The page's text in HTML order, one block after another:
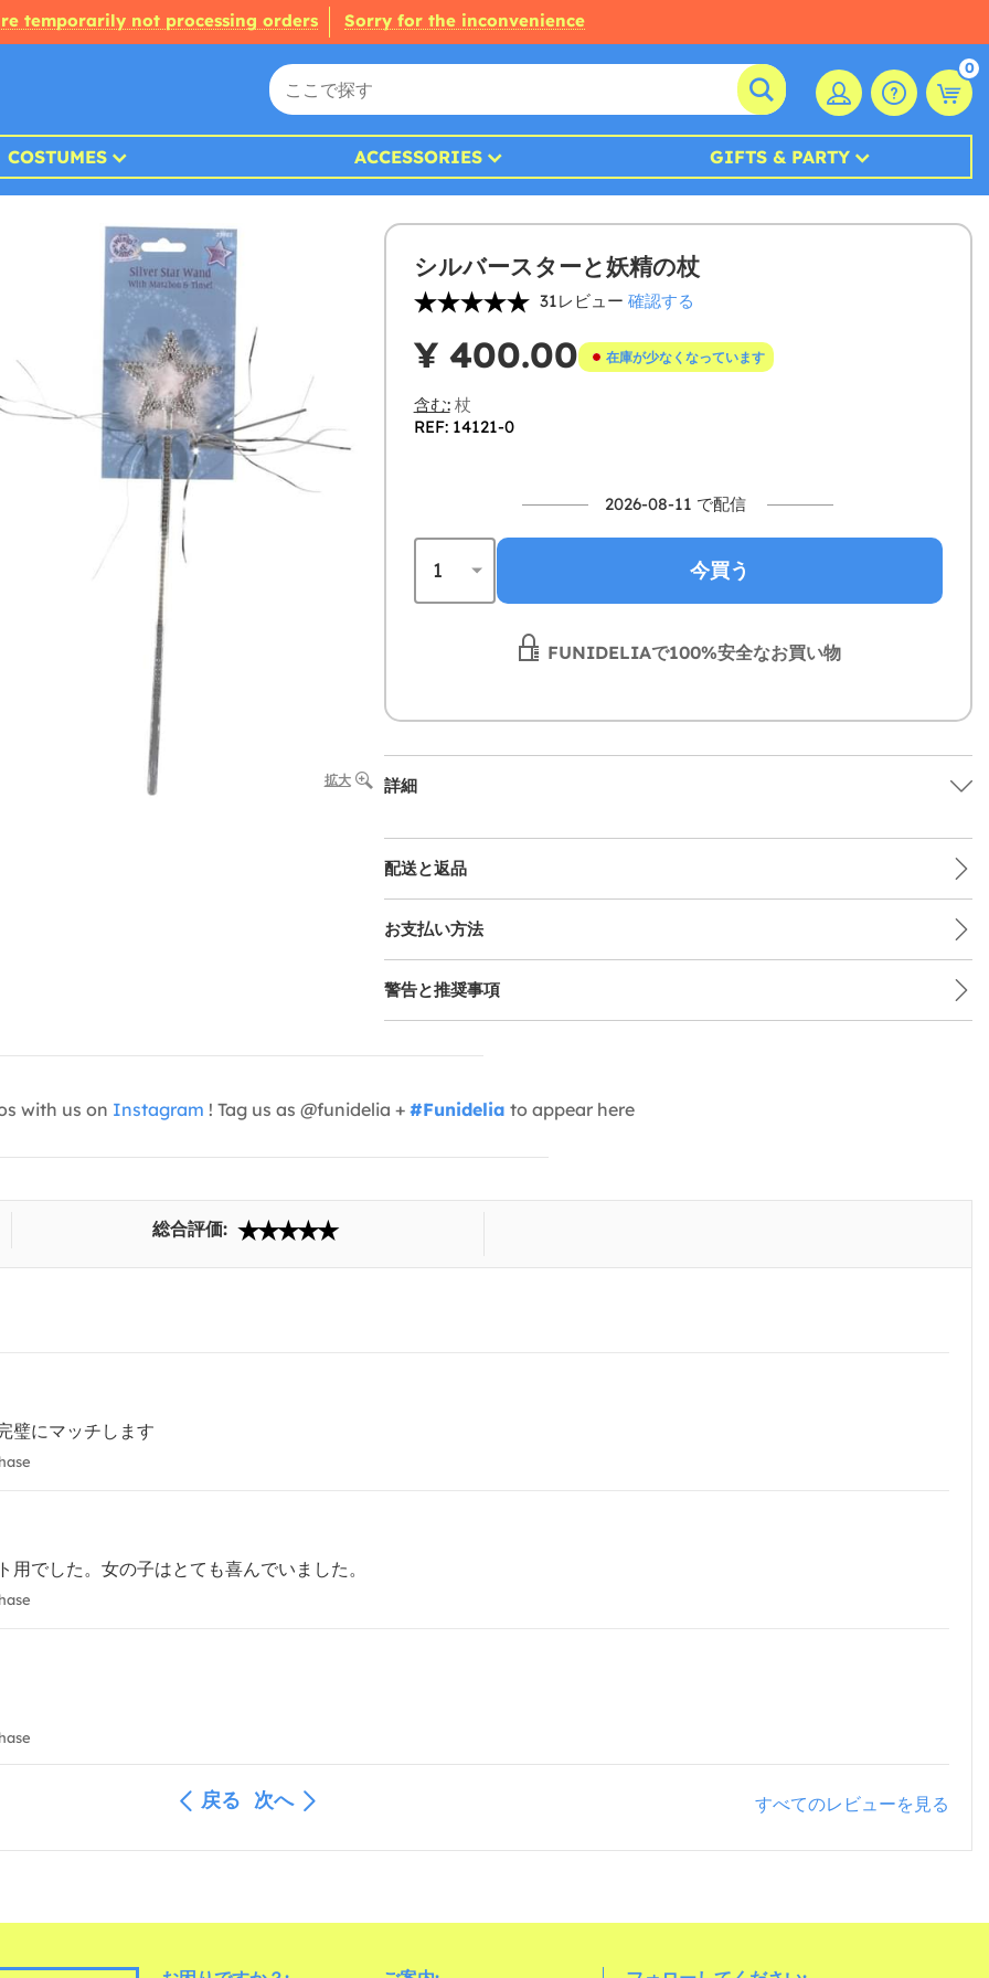
temporarily not processing orders Sorry for the inconvenience
0
COSTUMES ACCESSORIES GIFTS & PARTY
拡大
シルバースターと妖精の杖
31レビュー 確認する
¥ 400.00 在庫が少なくなっています
含む:杖
REF: 14121-0
2026-08-11 で配信
今買う
FUNIDELIAで100%安全なお買い物
詳細
配送と返品
お支払い方法
警告と推奨事項
with us on Instagram ! Tag us as @funidelia + #Funidelia to appear here
総合評価:
璧にマッチします
でした。女の子はとても喜んでいました。
戻る 次へ すべてのレビューを見る